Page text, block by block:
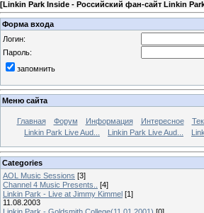
[Linkin Park Inside - Российский фан-сайт Linkin
Форма входа
Логин:
Пароль:
запомнить
Меню сайта
Главная Форум Информация Интересное
Linkin Park Live Aud...
Linkin Park Live Aud...
Categories
AOL Music Sessions [3]
Channel 4 Music Presents..
[4]
Linkin Park - Live at Jimmy Kimmel [1]
11.08.2003